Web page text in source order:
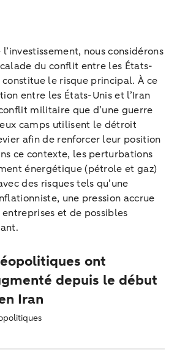
nous considérons
du conflit entre les États-
constitue le risque principal. À ce
entre les États-Unis et l’Iran
militaire que d’une guerre
camps utilisent le détroit
afin de renforcer leur position
ce contexte, les perturbations
énergétique (pétrole et gaz)
des risques tels qu’une
une pression accrue
et de possibles